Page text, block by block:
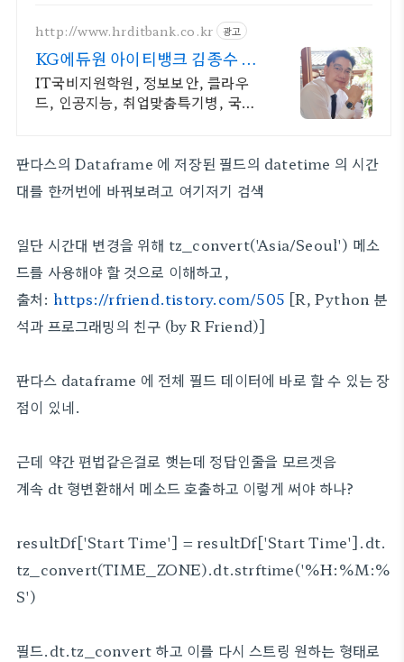
http://www.hrditbank.co.kr 광고
KG에듀원 아이티뱅크 김종수 27
년경력전문가 IT취업상담
IT국비지원학원, 정보보안, 클라우
드, 인공지능, 취업맞춤특기병, 국비
판다스의 Dataframe 에 저장된 필드의 datetime 의 시간
대를 한꺼번에 바꿔보려고 여기저기 검색
일단 시간대 변경을 위해 tz_convert('Asia/Seoul') 메소
드를 사용해야 할 것으로 이해하고,
출처: https://rfriend.tistory.com/505 [R, Python 분
석과 프로그래밍의 친구 (by R Friend)]
판다스 dataframe 에 전체 필드 데이터에 바로 할 수 있는 장
점이 있네.
근데 약간 편법같은걸로 햇는데 정답인줄을 모르겟음
계속 dt 형변환해서 메소드 호출하고 이렇게 써야 하나?
resultDf['Start Time'] = resultDf['Start Time'].dt.
tz_convert(TIME_ZONE).dt.strftime('%H:%M:%
S')
필드.dt.tz_convert 하고 이를 다시 스트링 원하는 형태로